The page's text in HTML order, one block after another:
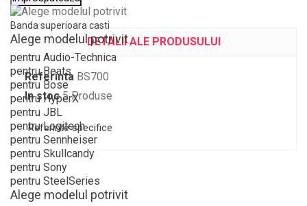
Banda superioara casti
Alege modelul potrivit
pentru Audio-Technica
pentru Beats
pentru Bose
pentru HyperX
pentru JBL
pentru Logitech
pentru Sennheiser
pentru Skullcandy
pentru Sony
pentru SteelSeries
Alege modelul potrivit
DETALII ALE PRODUSULUI
Referinta BS700
In stoc 5 Produse
Referinte specifice